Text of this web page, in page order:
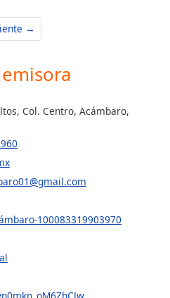
→
Col. Centro, Acámbaro,
100083319903970